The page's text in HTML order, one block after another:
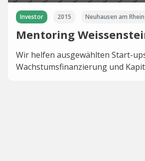
Investor 2015 Neuhausen am
Mentoring
Wir helfen ausgewählten Start-
Wachstumsfinanzierung und